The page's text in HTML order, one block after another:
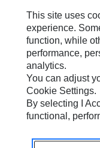
사이트 맵
Cookie Settings
법적 고지
개인정보취급방침
위치정보 이용약관
KR - Korean© 2026
This site uses
experience.
function, while
performance,
analytics.
You can adjust
Cookie Settings.
By selecting I
functional,